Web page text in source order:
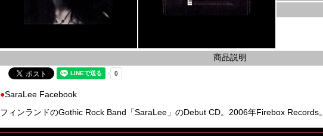
商品説明
●SaraLee Facebook
フィンランドのGothic Rock Band「SaraLee」のDebut CD。2006年Firebox Records。